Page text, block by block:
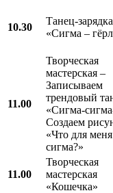
10.30
Танец-зарядка
«Сигма –
11.00
Творческая
мастерская –
Записываем
трендовый
«Сигма-
Создаем
«Что для меня
сигма?»
11.00
Творческая
мастерская
«Кошечка»